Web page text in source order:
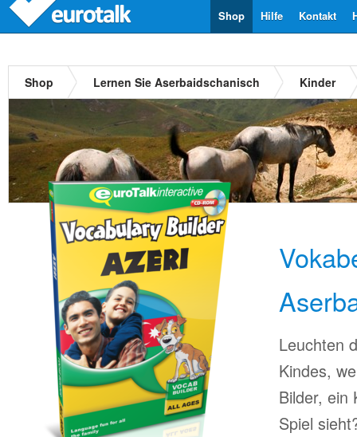
Kontakt
Hilfe
Shop
Shop Lernen Sie Aserbaidschanisch Kinder
Leuchten
Kindes,
Bilder, ein
Spiel